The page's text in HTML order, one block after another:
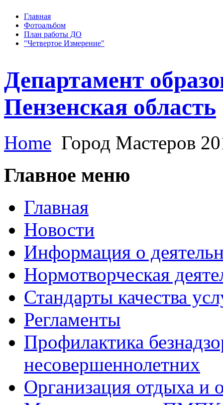
Главная
Фотоальбом
План работы ДО
"Четвертое Измерение"
Департамент
Пензенская область
Home Город Мастеров
Главное меню
Главная
Новости
Информация о
Нормотворческая
Стандарты качества
Регламенты
Профилактика
несовершеннолетних
Организация отдыха и